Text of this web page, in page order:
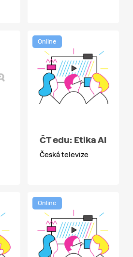
Online
ČT edu: Etika AI
Česká televize
Online